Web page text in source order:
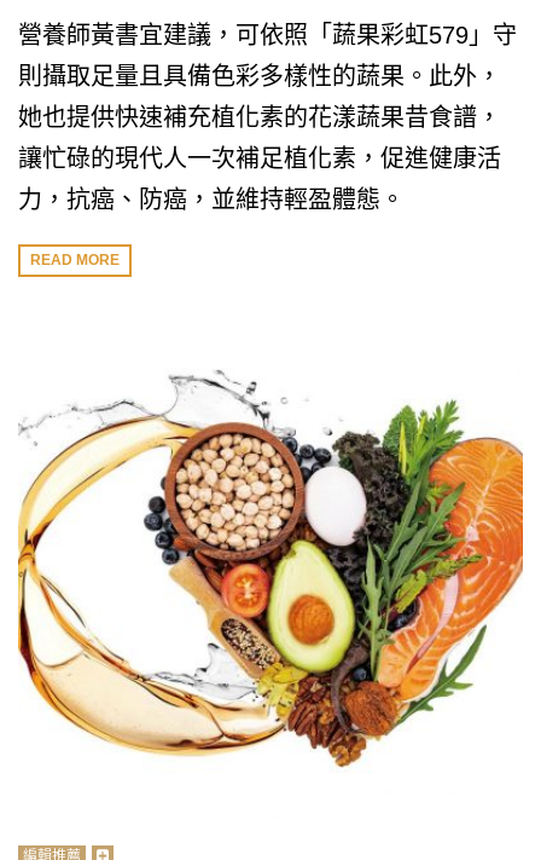
營養師黃書宜建議，可依照「蔬果彩虹579」守
則攝取足量且具備色彩多樣性的蔬果。此外，
她也提供快速補充植化素的花漾蔬果昔食譜，
讓忙碌的現代人一次補足植化素，促進健康活
力，抗癌、防癌，並維持輕盈體態。
READ MORE
編輯推薦